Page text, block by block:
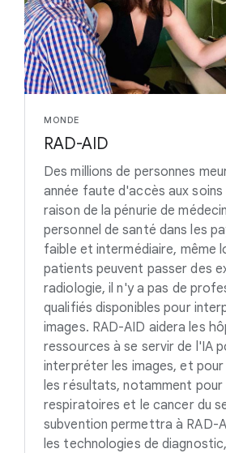
MONDE
RAD-AID
Des millions de personnes
année faute d'accès aux soins
raison de la pénurie de
personnel de santé dans les
faible et intermédiaire, même
patients peuvent passer des
radiologie, il n'y a pas de
qualifiés disponibles pour
images. RAD-AID aidera les
ressources à se servir de l'IA
interpréter les images, et pour
les résultats, notamment pour
respiratoires et le cancer du
subvention permettra à RAD-
les technologies de